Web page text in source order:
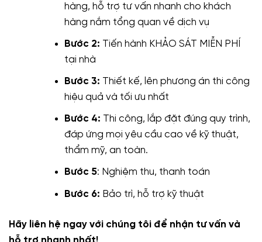
hàng, hỗ trợ tư vấn nhanh cho khách
hàng nắm tổng quan về dịch vụ
Bước 2: Tiến hành KHẢO SÁT MIỄN PHÍ
tại nhà
Bước 3: Thiết kế, lên phương án thi công
hiệu quả và tối ưu nhất
Bước 4: Thi công, lắp đặt đúng quy trình,
đáp ứng mọi yêu cầu cao về kỹ thuật,
thẩm mỹ, an toàn.
Bước 5: Nghiệm thu, thanh toán
Bước 6: Bảo trì, hỗ trợ kỹ thuật
Hãy liên hệ ngay với chúng tôi để nhận tư vấn và